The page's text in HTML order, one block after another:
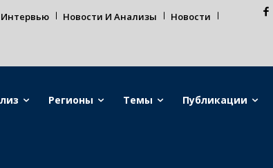
Интервью Новости И Анализы Новости
Регионы Темы Публикации